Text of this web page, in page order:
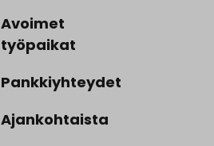
Avoimet
työpaikat
Pankkiyhteydet
Ajankohtaista